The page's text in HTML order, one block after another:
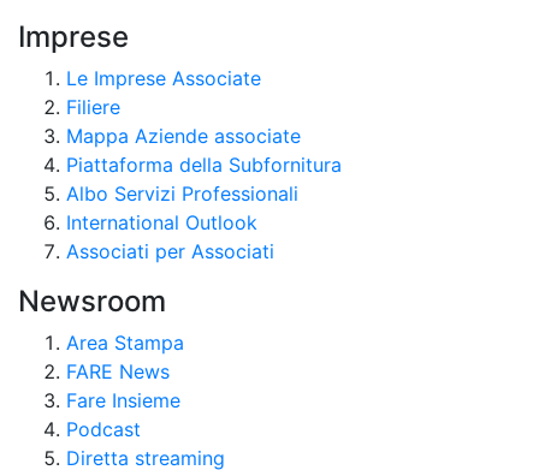
Imprese
Le Imprese Associate
Filiere
Mappa Aziende associate
Piattaforma della Subfornitura
Albo Servizi Professionali
International Outlook
Associati per Associati
Newsroom
Area Stampa
FARE News
Fare Insieme
Podcast
Diretta streaming